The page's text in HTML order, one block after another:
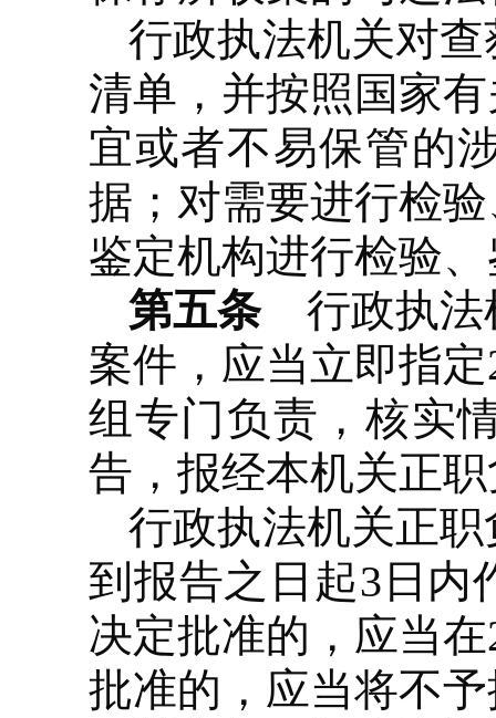
行政执法机关对
清单，并按照国家
宜或者不易保管的
据；对需要进行检
鉴定机构进行检验
第五条行政执法
案件，应当立即指
组专门负责，核实
告，报经本机关正
行政执法机关正
到报告之日起3日内
决定批准的，应当
批准的，应当将不